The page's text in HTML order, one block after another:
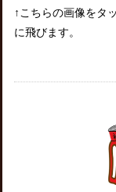
↑こちらの画像をタ
に飛びます。